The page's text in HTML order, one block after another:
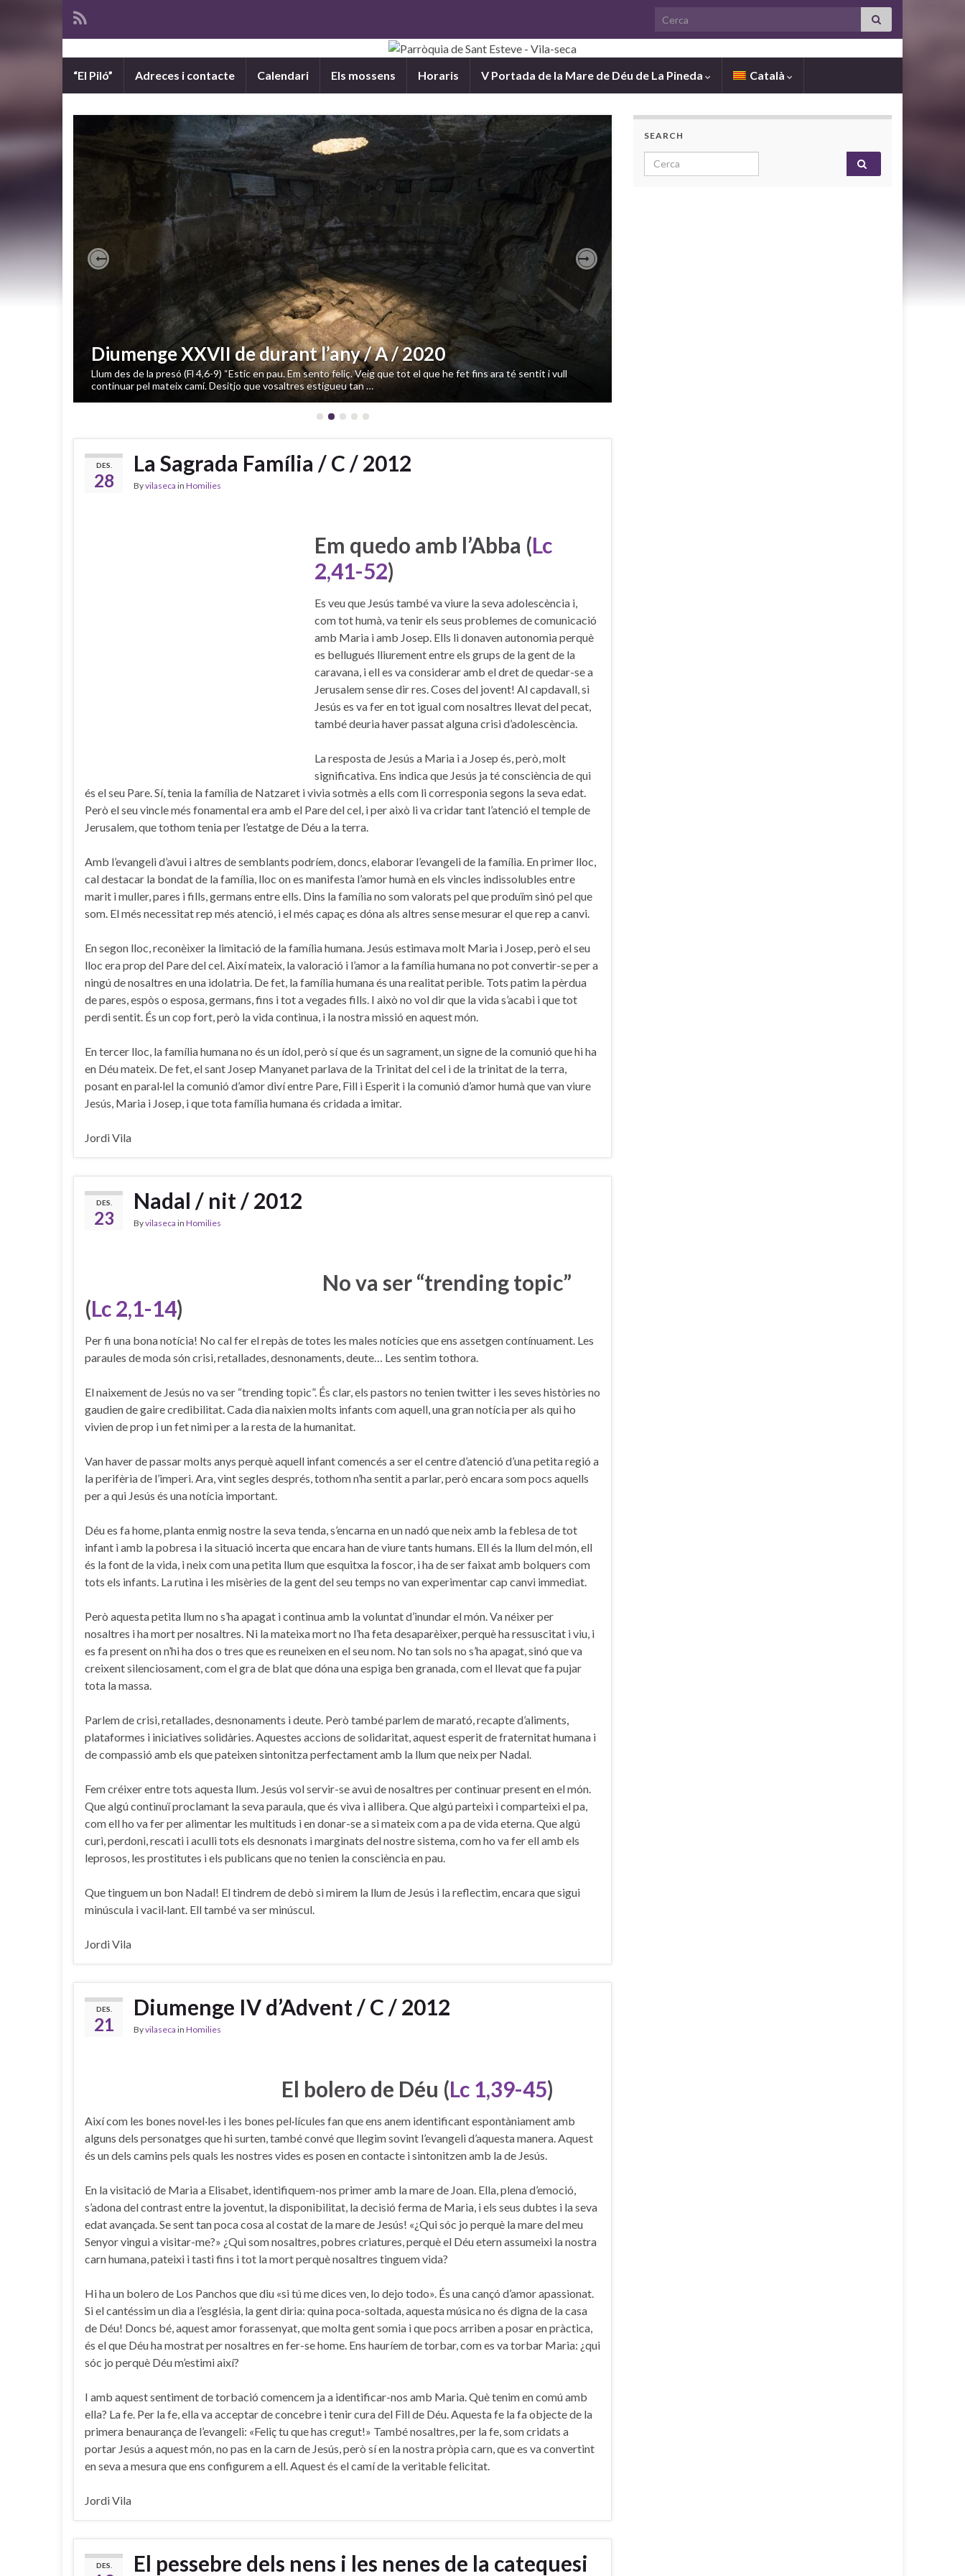
Search for:
“El Piló” Adreces i contacte Calendari Els mossens Horaris V Portada de la Mare de Déu de La Pineda Català
Diumenge XXVII de durant l’any / A / 2020
Llum des de la presó (Fl 4,6-9) “Estic en pau. Em sento feliç. Veig que tot el que he fet fins ara té sentit i vull
continuar pel mateix camí. Desitjo que vosaltres estigueu tan …
Previous Next
DES.
28
La Sagrada Família / C / 2012
Byvilaseca in Homilies
Em quedo amb l’Abba (Lc
2,41-52)
Es veu que Jesús també va viure la seva adolescència i,
com tot humà, va tenir els seus problemes de comunicació
amb Maria i amb Josep. Ells li donaven autonomia perquè
es bellugués lliurement entre els grups de la gent de la
caravana, i ell es va considerar amb el dret de quedar-se a
Jerusalem sense dir res. Coses del jovent! Al capdavall, si
Jesús es va fer en tot igual com nosaltres llevat del pecat,
també deuria haver passat alguna crisi d’adolescència.
La resposta de Jesús a Maria i a Josep és, però, molt
significativa. Ens indica que Jesús ja té consciència de qui
és el seu Pare. Sí, tenia la família de Natzaret i vivia sotmès a ells com li corresponia segons la seva edat.
Però el seu vincle més fonamental era amb el Pare del cel, i per això li va cridar tant l’atenció el temple de
Jerusalem, que tothom tenia per l’estatge de Déu a la terra.
Amb l’evangeli d’avui i altres de semblants podríem, doncs, elaborar l’evangeli de la família. En primer lloc,
cal destacar la bondat de la família, lloc on es manifesta l’amor humà en els vincles indissolubles entre
marit i muller, pares i fills, germans entre ells. Dins la família no som valorats pel que produïm sinó pel que
som. El més necessitat rep més atenció, i el més capaç es dóna als altres sense mesurar el que rep a canvi.
En segon lloc, reconèixer la limitació de la família humana. Jesús estimava molt Maria i Josep, però el seu
lloc era prop del Pare del cel. Així mateix, la valoració i l’amor a la família humana no pot convertir-se per a
ningú de nosaltres en una idolatria. De fet, la família humana és una realitat perible. Tots patim la pèrdua
de pares, espòs o esposa, germans, fins i tot a vegades fills. I això no vol dir que la vida s’acabi i que tot
perdi sentit. És un cop fort, però la vida continua, i la nostra missió en aquest món.
En tercer lloc, la família humana no és un ídol, però sí que és un sagrament, un signe de la comunió que hi ha
en Déu mateix. De fet, el sant Josep Manyanet parlava de la Trinitat del cel i de la trinitat de la terra,
posant en paral·lel la comunió d’amor diví entre Pare, Fill i Esperit i la comunió d’amor humà que van viure
Jesús, Maria i Josep, i que tota família humana és cridada a imitar.
Jordi Vila
DES.
23
Nadal / nit / 2012
Byvilaseca in Homilies
No va ser “trending topic”
(Lc 2,1-14)
Per fi una bona notícia! No cal fer el repàs de totes les males notícies que ens assetgen contínuament. Les
paraules de moda són crisi, retallades, desnonaments, deute… Les sentim tothora.
El naixement de Jesús no va ser “trending topic”. És clar, els pastors no tenien twitter i les seves històries no
gaudien de gaire credibilitat. Cada dia naixien molts infants com aquell, una gran notícia per als qui ho
vivien de prop i un fet nimi per a la resta de la humanitat.
Van haver de passar molts anys perquè aquell infant comencés a ser el centre d’atenció d’una petita regió a
la perifèria de l’imperi. Ara, vint segles després, tothom n’ha sentit a parlar, però encara som pocs aquells
per a qui Jesús és una notícia important.
Déu es fa home, planta enmig nostre la seva tenda, s’encarna en un nadó que neix amb la feblesa de tot
infant i amb la pobresa i la situació incerta que encara han de viure tants humans. Ell és la llum del món, ell
és la font de la vida, i neix com una petita llum que esquitxa la foscor, i ha de ser faixat amb bolquers com
tots els infants. La rutina i les misèries de la gent del seu temps no van experimentar cap canvi immediat.
Però aquesta petita llum no s’ha apagat i continua amb la voluntat d’inundar el món. Va néixer per
nosaltres i ha mort per nosaltres. Ni la mateixa mort no l’ha feta desaparèixer, perquè ha ressuscitat i viu, i
es fa present on n’hi ha dos o tres que es reuneixen en el seu nom. No tan sols no s’ha apagat, sinó que va
creixent silenciosament, com el gra de blat que dóna una espiga ben granada, com el llevat que fa pujar
tota la massa.
Parlem de crisi, retallades, desnonaments i deute. Però també parlem de marató, recapte d’aliments,
plataformes i iniciatives solidàries. Aquestes accions de solidaritat, aquest esperit de fraternitat humana i
de compassió amb els que pateixen sintonitza perfectament amb la llum que neix per Nadal.
Fem créixer entre tots aquesta llum. Jesús vol servir-se avui de nosaltres per continuar present en el món.
Que algú continuï proclamant la seva paraula, que és viva i allibera. Que algú parteixi i comparteixi el pa,
com ell ho va fer per alimentar les multituds i en donar-se a si mateix com a pa de vida eterna. Que algú
curi, perdoni, rescati i aculli tots els desnonats i marginats del nostre sistema, com ho va fer ell amb els
leprosos, les prostitutes i els publicans que no tenien la consciència en pau.
Que tinguem un bon Nadal! El tindrem de debò si mirem la llum de Jesús i la reflectim, encara que sigui
minúscula i vacil·lant. Ell també va ser minúscul.
Jordi Vila
DES.
21
Diumenge IV d’Advent / C / 2012
Byvilaseca in Homilies
El bolero de Déu (Lc 1,39-45)
Així com les bones novel·les i les bones pel·lícules fan que ens anem identificant espontàniament amb
alguns dels personatges que hi surten, també convé que llegim sovint l’evangeli d’aquesta manera. Aquest
és un dels camins pels quals les nostres vides es posen en contacte i sintonitzen amb la de Jesús.
En la visitació de Maria a Elisabet, identifiquem-nos primer amb la mare de Joan. Ella, plena d’emoció,
s’adona del contrast entre la joventut, la disponibilitat, la decisió ferma de Maria, i els seus dubtes i la seva
edat avançada. Se sent tan poca cosa al costat de la mare de Jesús! «¿Qui sóc jo perquè la mare del meu
Senyor vingui a visitar-me?» ¿Qui som nosaltres, pobres criatures, perquè el Déu etern assumeixi la nostra
carn humana, pateixi i tasti fins i tot la mort perquè nosaltres tinguem vida?
Hi ha un bolero de Los Panchos que diu «si tú me dices ven, lo dejo todo». És una cançó d’amor apassionat.
Si el cantéssim un dia a l’església, la gent diria: quina poca-soltada, aquesta música no és digna de la casa
de Déu! Doncs bé, aquest amor forassenyat, que molta gent somia i que pocs arriben a posar en pràctica,
és el que Déu ha mostrat per nosaltres en fer-se home. Ens hauríem de torbar, com es va torbar Maria: ¿qui
sóc jo perquè Déu m’estimi així?
I amb aquest sentiment de torbació comencem ja a identificar-nos amb Maria. Què tenim en comú amb
ella? La fe. Per la fe, ella va acceptar de concebre i tenir cura del Fill de Déu. Aquesta fe la fa objecte de la
primera benaurança de l’evangeli: «Feliç tu que has cregut!» També nosaltres, per la fe, som cridats a
portar Jesús a aquest món, no pas en la carn de Jesús, però sí en la nostra pròpia carn, que es va convertint
en seva a mesura que ens configurem a ell. Aquest és el camí de la veritable felicitat.
Jordi Vila
DES. El pessebre dels nens i les nenes de la catequesi
SEARCH
Search for: